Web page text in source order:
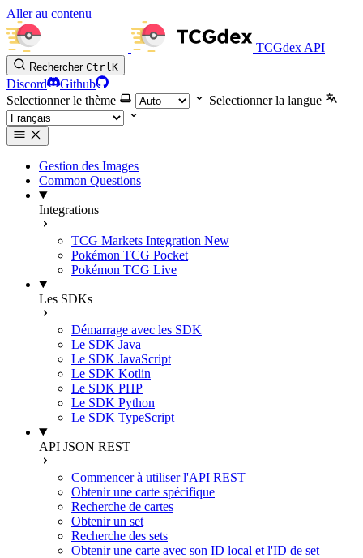
Aller au contenu
TCGdex API
Rechercher CtrlK
Discord
Github
Selectionner le thème
Selectionner la langue
Gestion des Images
Common Questions
Integrations
TCG Markets Integration New
Pokémon TCG Pocket
Pokémon TCG Live
Les SDKs
Démarrage avec les SDK
Le SDK Java
Le SDK JavaScript
Le SDK Kotlin
Le SDK PHP
Le SDK Python
Le SDK TypeScript
API JSON REST
Commencer à utiliser l'API REST
Obtenir une carte spécifique
Recherche de cartes
Obtenir un set
Recherche des sets
Obtenir une carte avec son ID local et l'ID de set